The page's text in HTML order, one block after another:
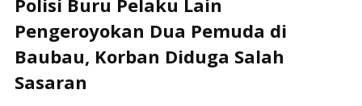
Pengeroyokan Dua Pemuda di
Baubau, Korban Diduga Salah
Sasaran